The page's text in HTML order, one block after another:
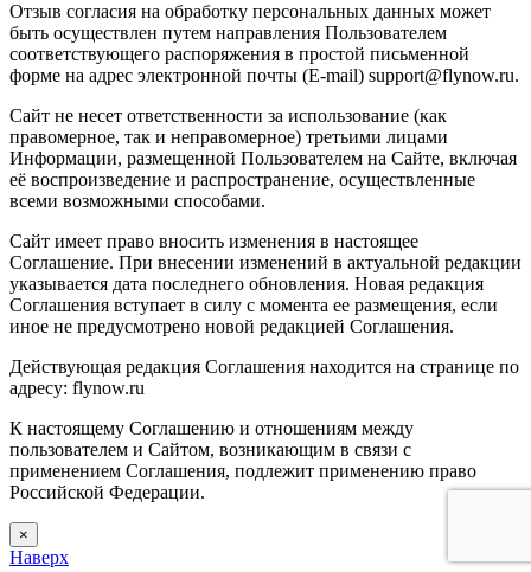
Отзыв согласия на обработку персональных данных может
быть осуществлен путем направления Пользователем
соответствующего распоряжения в простой письменной
форме на адрес электронной почты (E-mail) support@flynow.ru.
Сайт не несет ответственности за использование (как
правомерное, так и неправомерное) третьими лицами
Информации, размещенной Пользователем на Сайте, включая
её воспроизведение и распространение, осуществленные
всеми возможными способами.
Сайт имеет право вносить изменения в настоящее
Соглашение. При внесении изменений в актуальной редакции
указывается дата последнего обновления. Новая редакция
Соглашения вступает в силу с момента ее размещения, если
иное не предусмотрено новой редакцией Соглашения.
Действующая редакция Соглашения находится на странице по
адресу: flynow.ru
К настоящему Соглашению и отношениям между
пользователем и Сайтом, возникающим в связи с
применением Соглашения, подлежит применению право
Российской Федерации.
×
Наверх